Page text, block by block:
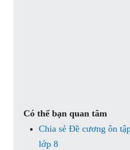
Có thể bạn quan tâm
Chia sẻ Đề cương ôn
lớp 8